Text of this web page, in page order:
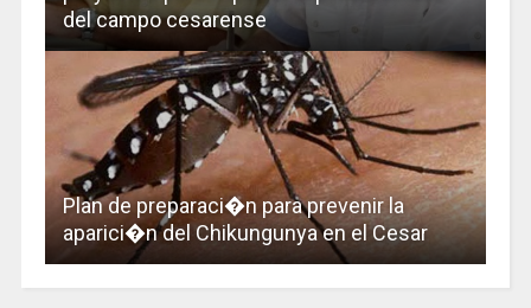
del campo cesarense
Plan de preparaci�n para prevenir la
aparici�n del Chikungunya en el Cesar